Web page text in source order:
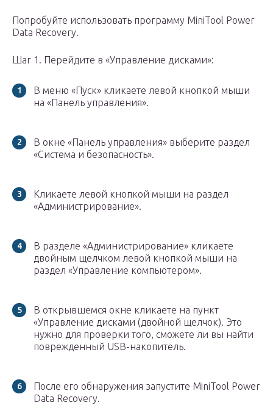
Попробуйте использовать программу MiniTool Power
Data Recovery.
Шаг 1. Перейдите в «Управление дисками»:
В меню «Пуск» кликаете левой кнопкой мыши
на «Панель управления».
В окне «Панель управления» выберите раздел
«Система и безопасность».
Кликаете левой кнопкой мыши на раздел
«Администрирование».
В разделе «Администрирование» кликаете
двойным щелчком левой кнопкой мыши на
раздел «Управление компьютером».
В открывшемся окне кликаете на пункт
«Управление дисками (двойной щелчок). Это
нужно для проверки того, сможете ли вы найти
поврежденный USB-накопитель.
После его обнаружения запустите MiniTool Power
Data Recovery.